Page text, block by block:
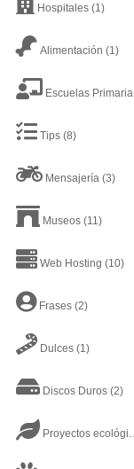
Hospitales (1)
Alimentación (1)
Escuelas Primarias
Tips (8)
Mensajería (3)
Museos (11)
Web Hosting (10)
Frases (2)
Dulces (1)
Discos Duros (2)
Proyectos ecológicos